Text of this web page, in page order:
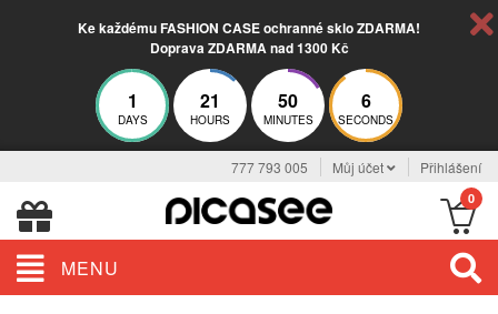
Ke každému FASHION CASE ochranné sklo ZDARMA!
Doprava ZDARMA nad 1300 Kč
1
DAYS
21
HOURS
50
MINUTES
6
SECONDS
777 793 005 Můj účet Přihlášení
0
MENU